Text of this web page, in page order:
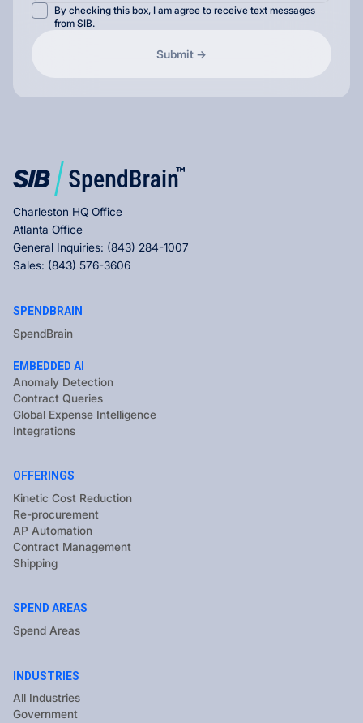
By checking this box, I am agree to receive text messages
from SIB.
Charleston HQ Office
Atlanta Office
General Inquiries: (843) 284-1007
Sales: (843) 576-3606
SPENDBRAIN
SpendBrain
EMBEDDED AI
Anomaly Detection
Contract Queries
Global Expense Intelligence
Integrations
OFFERINGS
Kinetic Cost Reduction
Re-procurement
AP Automation
Contract Management
Shipping
SPEND AREAS
Spend Areas
INDUSTRIES
All Industries
Government